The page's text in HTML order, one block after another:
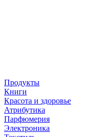
Продукты
Книги
Красота и здоровье
Атрибутика
Парфюмерия
Электроника